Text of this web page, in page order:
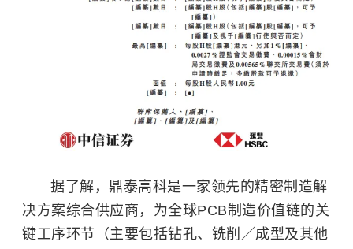
据了解，鼎泰高科是一家领先的精密制造解
决方案综合供应商，为全球PCB制造价值链的关
键工序环节（主要包括钻孔、铣削╱成型及其他